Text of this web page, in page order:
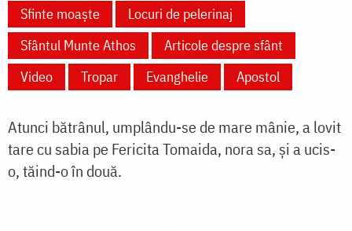
Sfinte moaște
Locuri de pelerinaj
Sfântul Munte Athos
Articole despre sfânt
Video
Tropar Evanghelie Apostol
Atunci bătrânul, umplându-se de mare mânie, a lovit
tare cu sabia pe Fericita Tomaida, nora sa, și a ucis-
o, tăind-o în două.